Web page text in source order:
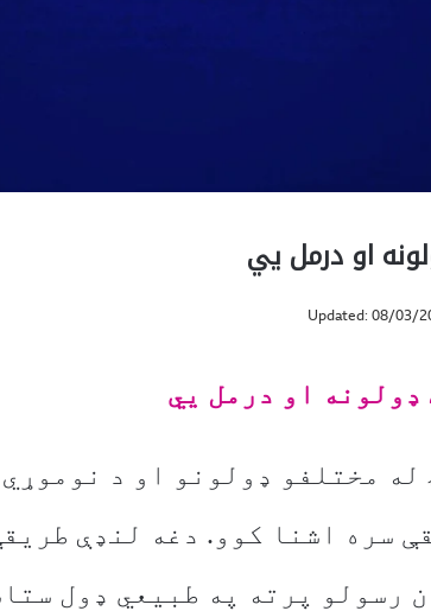
او درمل يي
Updated: 08/03/
ډولونه او درمل يي
له مختلفو ډولونو او د
سره اشنا کوو. دغه لنډې
رسولو پرته په طبیعي ډول